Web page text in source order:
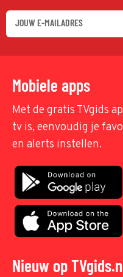
Mobiele apps
Met de gratis TVgids
tv is, eenvoudig je
en alerts instellen.
Nieuw op